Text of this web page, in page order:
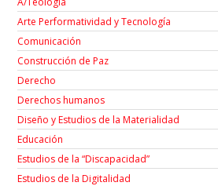
Arte Performatividad y Tecnología
Comunicación
Construcción de Paz
Derecho
Derechos humanos
Diseño y Estudios de la Materialidad
Educación
Estudios de la “Discapacidad”
Estudios de la Digitalidad